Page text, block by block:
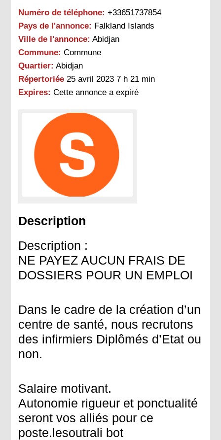
Numéro de téléphone: +33651737854
Pays de l'annonce: Falkland Islands
Ville de l'annonce: Abidjan
Commune: Commune
Quartier: Abidjan
Répertoriée 25 avril 2023 7 h 21 min
Expires: Cette annonce a expiré
Description
Description :
NE PAYEZ AUCUN FRAIS DE
DOSSIERS POUR UN EMPLOI
Dans le cadre de la création d’un
centre de santé, nous recrutons
des infirmiers Diplômés d’Etat ou
non.
Salaire motivant.
Autonomie rigueur et ponctualité
seront vos alliés pour ce
poste.lesoutrali bot